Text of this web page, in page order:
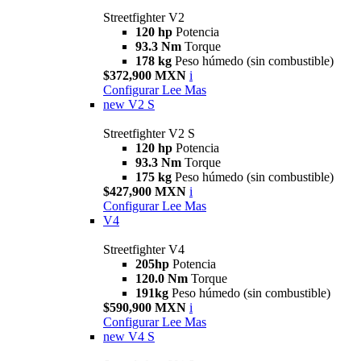
Streetfighter V2
120 hp Potencia
93.3 Nm Torque
178 kg Peso húmedo (sin combustible)
$372,900 MXN i
Configurar Lee Mas
new V2 S
Streetfighter V2 S
120 hp Potencia
93.3 Nm Torque
175 kg Peso húmedo (sin combustible)
$427,900 MXN i
Configurar Lee Mas
V4
Streetfighter V4
205hp Potencia
120.0 Nm Torque
191kg Peso húmedo (sin combustible)
$590,900 MXN i
Configurar Lee Mas
new V4 S